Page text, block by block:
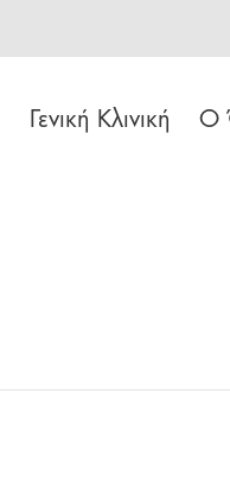
Γενική Κλινική Ο